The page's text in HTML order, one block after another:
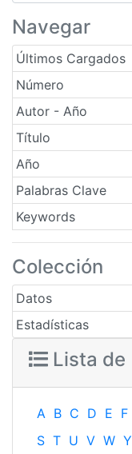
Navegar
Últimos Cargados
Número
Autor - Año
Título
Año
Palabras Clave
Keywords
Colección
Datos
Estadísticas
Lista de
A B C D E F
S T U V W Y